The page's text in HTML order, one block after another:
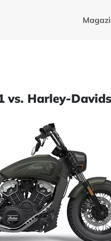
vs. Harley-